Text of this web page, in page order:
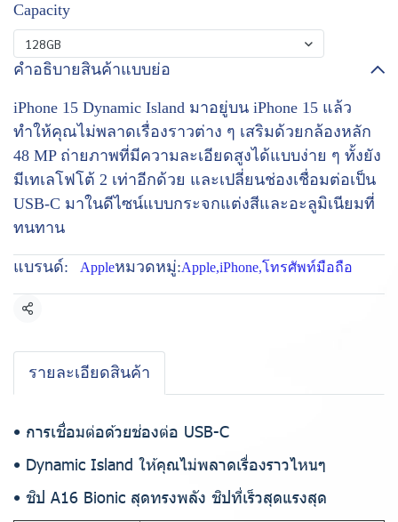
Capacity
128GB
คำอธิบายสินค้าแบบย่อ
iPhone 15 Dynamic Island มาอยู่บน iPhone 15 แล้ว
ทำให้คุณไม่พลาดเรื่องราวต่าง ๆ เสริมด้วยกล้องหลัก
48 MP ถ่ายภาพที่มีความละเอียดสูงได้แบบง่าย ๆ ทั้งยัง
มีเทเลโฟโต้ 2 เท่าอีกด้วย และเปลี่ยนช่องเชื่อมต่อเป็น
USB-C มาในดีไซน์แบบกระจกแต่งสีและอะลูมิเนียมที่
ทนทาน
แบรนด์: Appleหมวดหมู่:Apple,iPhone,โทรศัพท์มือถือ
แชร์
รายละเอียดสินค้า
• การเชื่อมต่อด้วยช่องต่อ USB-C
• Dynamic Island ให้คุณไม่พลาดเรื่องราวไหนๆ
• ชิป A16 Bionic สุดทรงพลัง ชิปที่เร็วสุดแรงสุด